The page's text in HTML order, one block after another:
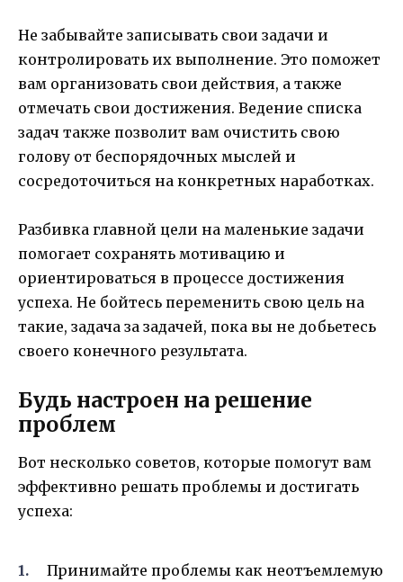
Не забывайте записывать свои задачи и
контролировать их выполнение. Это поможет
вам организовать свои действия, а также
отмечать свои достижения. Ведение списка
задач также позволит вам очистить свою
голову от беспорядочных мыслей и
сосредоточиться на конкретных наработках.
Разбивка главной цели на маленькие задачи
помогает сохранять мотивацию и
ориентироваться в процессе достижения
успеха. Не бойтесь переменить свою цель на
такие, задача за задачей, пока вы не добьетесь
своего конечного результата.
Будь настроен на решение
проблем
Вот несколько советов, которые помогут вам
эффективно решать проблемы и достигать
успеха:
Принимайте проблемы как неотъемлемую